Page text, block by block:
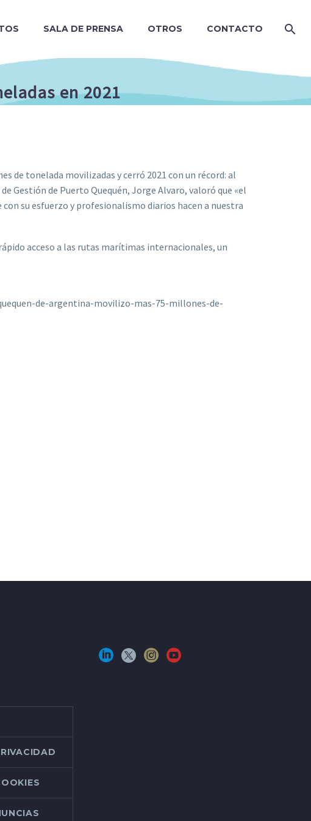
SALA DE PRENSA OTROS CONTACTO
en 2021
de tonelada movilizadas y cerró 2021 con un récord: al
Gestión de Puerto Quequén, Jorge Alvaro, valoró que «el
su esfuerzo y profesionalismo diarios hacen a nuestra
acceso a las rutas marítimas internacionales, un
de-argentina-movilizo-mas-75-millones-de-